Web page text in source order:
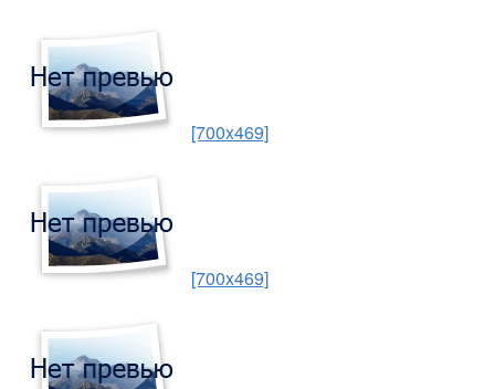
[700x469]
[700x469]